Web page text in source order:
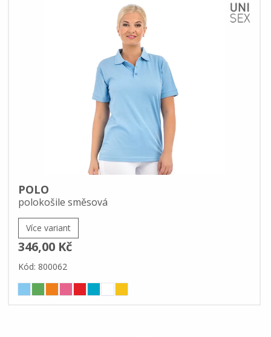
POLO
polokošile směsová
Více variant
346,00 Kč
Kód: 800062